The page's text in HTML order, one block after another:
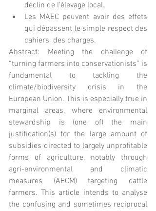
déclin de l'élevage local.
Les MAEC peuvent avoir des effets
qui dépassent le simple respect des
cahiers  des charges.
Abstract: Meeting the challenge of
“turning farmers into conservationists” is
fundamental to tackling the
climate/biodiversity crisis in the
European Union. This is especially true in
marginal areas, where environmental
stewardship is (one of) the main
justification(s) for the large amount of
subsidies directed to largely unprofitable
forms of agriculture, notably through
agri-environmental and climatic
measures (AECM) targeting cattle
farmers. This article intends to analyse
the confusing and sometimes reciprocal